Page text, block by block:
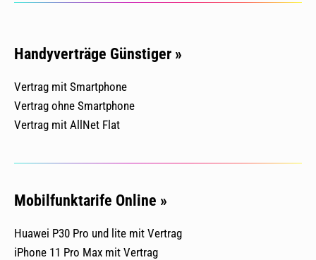
Handyverträge Günstiger »
Vertrag mit Smartphone
Vertrag ohne Smartphone
Vertrag mit AllNet Flat
Mobilfunktarife Online »
Huawei P30 Pro und lite mit Vertrag
iPhone 11 Pro Max mit Vertrag